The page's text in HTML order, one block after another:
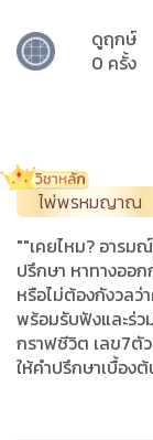
ดูฤกษ์
0 ครั้ง
ไพ่พรหมญาณ
""เคยไหม? อารม
ปรึกษา หาทางออ
หรือไม่ต้องกังวล
พร้อมรับฟังและร่
กราฟชีวิต เลข7ตั
ให้คำปรึกษาเบื้อง